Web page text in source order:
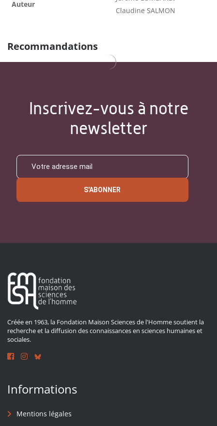
Auteur
Claudine SALMON
Recommandations
Inscrivez-vous à notre
newsletter
S'ABONNER
Créée en 1963, la Fondation Maison Sciences de l'Homme soutient la
recherche et la diffusion des connaissances en sciences humaines et
sociales.
Informations
Mentions légales